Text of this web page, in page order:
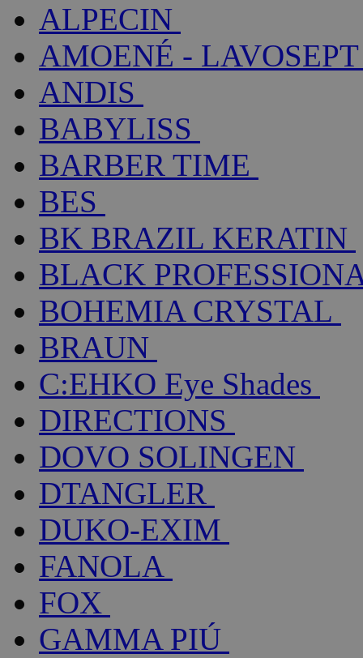
ALPECIN
AMOENÉ - LAVOSEPT
ANDIS
BABYLISS
BARBER TIME
BES
BK BRAZIL KERATIN
BLACK
BOHEMIA CRYSTAL
BRAUN
C:EHKO Eye Shades
DIRECTIONS
DOVO SOLINGEN
DTANGLER
DUKO-EXIM
FANOLA
FOX
GAMMA PIÚ